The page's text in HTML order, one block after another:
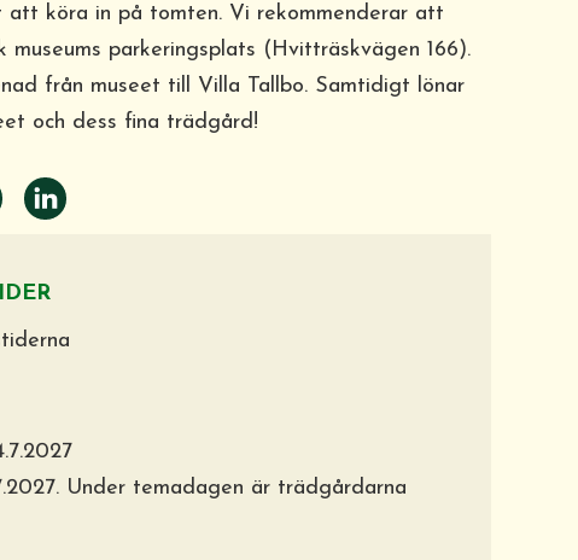
köra in på tomten. Vi rekommenderar att
parkeringsplats (Hvitträskvägen 166).
från museet till Villa Tallbo. Samtidigt lönar
och dess fina trädgård!
Under temadagen är trädgårdarna